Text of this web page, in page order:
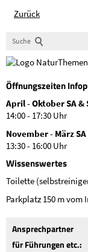
Zurück
Suche
Öffnungszeiten
April - Oktober SA &
14:00 - 17:30 Uhr
November - März SA
13:30 - 16:00 Uhr
Wissenswertes
Toilette
Parkplatz 150 m
Ansprechpartner
für Führungen etc.: